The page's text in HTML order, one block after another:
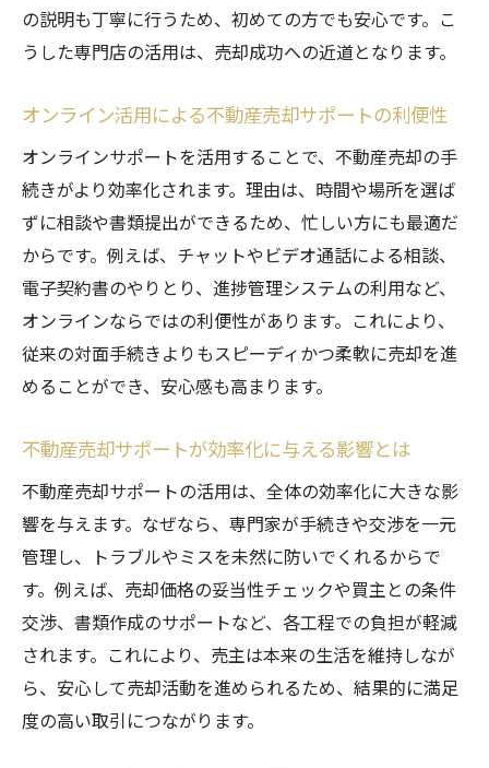
口コミで分かる不動産売却サポートの実力
不動産売却サポート選びの落とし穴と回避
最適な不動産売却サポート選定のコツ
不動産売却で後悔しないためのサポート比
較術
トラブル回避に役立つ不動産売却の注意点
不動産売却サポート活用時の注意事項まと
め
家を売るときに絶対NGな行為とその理由
不動産売却サポート利用時の契約確認ポイ
不動産屋が嫌がる行動を避けるための心得
トラブル回避のための不動産売却サポート
の工夫
損をしないための不動産売却サポート活用
術
専門用語もすっきり理解できる不動産売却ガイ
ド
不動産売却でよく使われる専門用語解説
不動産用語「あんこ」の意味と売却への影
の説明も丁寧に行うため、初めての方でも安心です。こ
うした専門店の活用は、売却成功への近道となります。
オンライン活用による不動産売却サポートの利便性
オンラインサポートを活用することで、不動産売却の手
続きがより効率化されます。理由は、時間や場所を選ば
ずに相談や書類提出ができるため、忙しい方にも最適だ
からです。例えば、チャットやビデオ通話による相談、
電子契約書のやりとり、進捗管理システムの利用など、
オンラインならではの利便性があります。これにより、
従来の対面手続きよりもスピーディかつ柔軟に売却を進
めることができ、安心感も高まります。
不動産売却サポートが効率化に与える影響とは
不動産売却サポートの活用は、全体の効率化に大きな影
響を与えます。なぜなら、専門家が手続きや交渉を一元
管理し、トラブルやミスを未然に防いでくれるからで
す。例えば、売却価格の妥当性チェックや買主との条件
交渉、書類作成のサポートなど、各工程での負担が軽減
されます。これにより、売主は本来の生活を維持しなが
ら、安心して売却活動を進められるため、結果的に満足
度の高い取引につながります。